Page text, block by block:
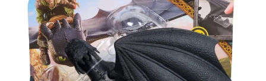
Polski
Po zmianie kraju część produktów może zostać usunięta z